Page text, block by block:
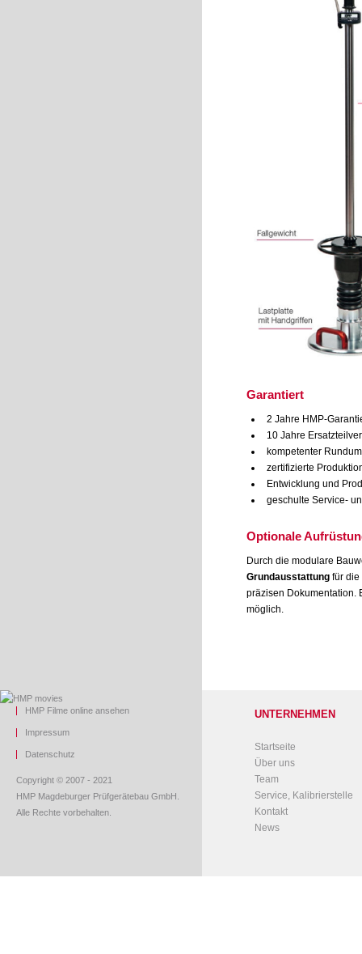
Garantiert
2 Jahre HMP-
10 Jahre
kompetenter
zertifizierte
Entwicklung und
geschulte Service-
Optionale
Durch die modulare
Grundausstattung für
präzisen Dokumentation.
möglich.
HMP Filme online ansehen
Impressum
Datenschutz
Copyright © 2007 - 2021
HMP Magdeburger Prüfgerätebau GmbH.
Alle Rechte vorbehalten.
UNTERNEHMEN
Startseite
Über uns
Team
Service, Kalibrierstelle
Kontakt
News